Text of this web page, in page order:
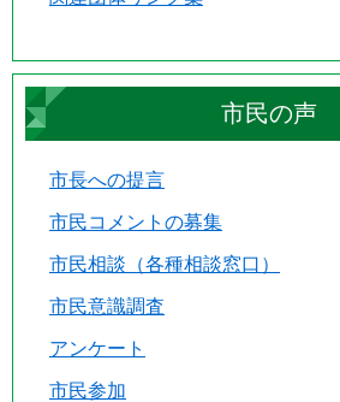
市民の声
市長への提言
市民コメントの募集
市民相談（各種相談窓口）
市民意識調査
アンケート
市民参加